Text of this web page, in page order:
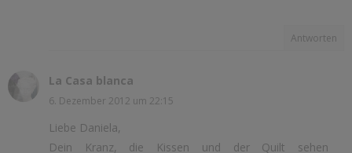
Antworten
La Casa blanca
6. Dezember 2012 um 22:15
Liebe Daniela,
Dein Kranz, die Kissen und der Quilt sehen